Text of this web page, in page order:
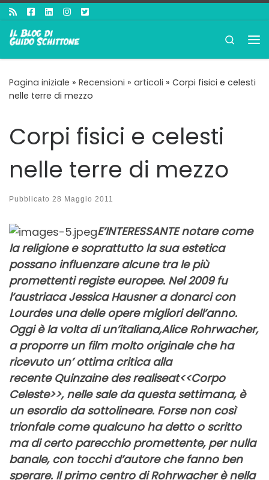
Passa al contenuto
Search
Pagina iniziale » Recensioni » articoli » Corpi fisici e celesti
nelle terre di mezzo
Corpi fisici e celesti
nelle terre di mezzo
Pubblicato 28 Maggio 2011
E’INTERESSANTE notare come
la religione e soprattutto la sua estetica
possano influenzare alcune tra le più
promettenti registe europee. Nel 2009 fu
l’austriacaJessica Hausner a donarci con
Lourdes una delle opere migliori dell’anno.
Oggi è la volta di un’italiana,Alice Rohrwacher,
a proporre un film molto originale che ha
ricevuto un’ ottima critica alla
recente Quinzaine des realiseat<<Corpo
Celeste>>, nelle sale da questa settimana, è
un esordio da sottolineare. Forse non così
trionfale come qualcuno ha detto o scritto
ma di certo parecchio promettente, per nulla
banale, con tocchi d’autore che fanno ben
sperare. Il primo centro diRohrwacherè nella